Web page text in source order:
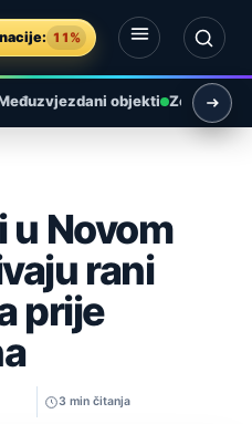
11%
objekti Zemlja i
u Novom
rani
prije
3 min čitanja